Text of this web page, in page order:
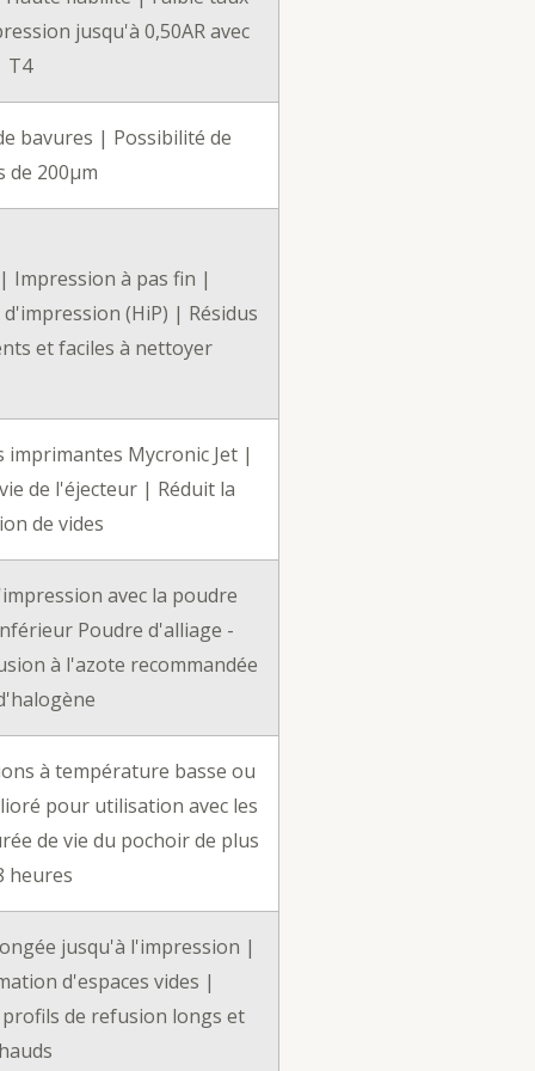
jusqu'à 0,50AR avec
T4
bavures | Possibilité de
de 200μm
Impression à pas fin |
(HiP) | Résidus
et faciles à nettoyer
Mycronic Jet |
de l'éjecteur | Réduit la
de vides
avec la poudre
Poudre d'alliage -
à l'azote recommandée
à température basse ou
pour utilisation avec les
de vie du pochoir de plus
heures
jusqu'à l'impression |
d'espaces vides |
de refusion longs et